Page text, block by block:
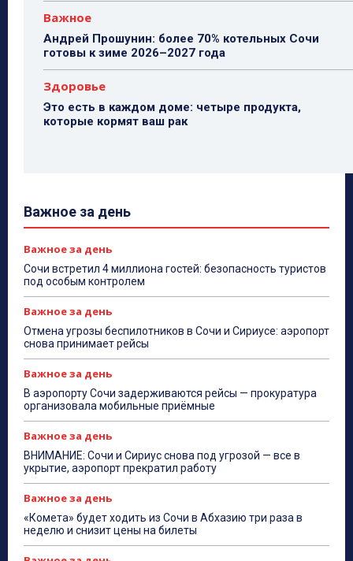
Важное
Андрей Прошунин: более 70% котельных Сочи
готовы к зиме 2026–2027 года
Здоровье
Это есть в каждом доме: четыре продукта,
которые кормят ваш рак
Важное за день
Важное за день
Сочи встретил 4 миллиона гостей: безопасность туристов
под особым контролем
Важное за день
Отмена угрозы беспилотников в Сочи и Сириусе: аэропорт
снова принимает рейсы
Важное за день
В аэропорту Сочи задерживаются рейсы — прокуратура
организовала мобильные приёмные
Важное за день
ВНИМАНИЕ: Сочи и Сириус снова под угрозой — все в
укрытие, аэропорт прекратил работу
Важное за день
«Комета» будет ходить из Сочи в Абхазию три раза в
неделю и снизит цены на билеты